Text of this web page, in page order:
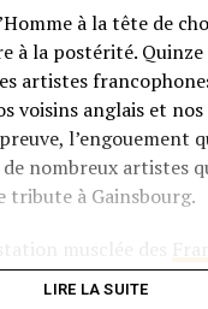
à la tête de
à la postérité.
artistes
voisins anglais et nos
l’engouement
nombreux artistes
tribute à Gainsbourg.
reprise magnifique
LIRE LA SUITE